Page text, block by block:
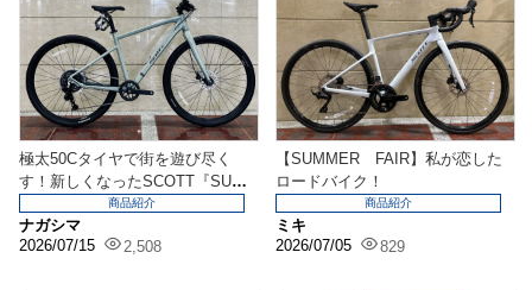
極太50Cタイヤで街を遊び尽く
す！新しくなったSCOTT『SUB
ナガシマ
2026/07/15
2,508
商品紹介
【SUMMER FAIR】私が恋した
ロードバイク！
ミキ
2026/07/05
829
商品紹介